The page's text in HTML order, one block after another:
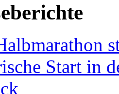
Start in